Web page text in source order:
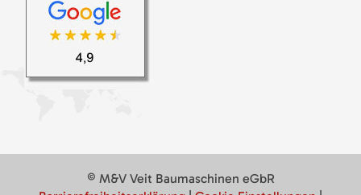
© M&V Veit Baumaschinen eGbR